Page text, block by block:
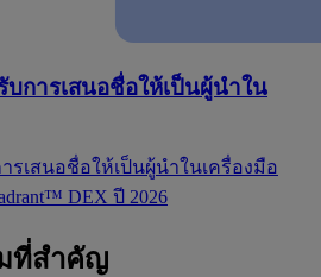
บการเสนอชื่อให้เป็นผู้นำใน
ารเสนอชื่อให้เป็นผู้นำในเครื่องมือ
DEX ปี 2026
ที่สำคัญ